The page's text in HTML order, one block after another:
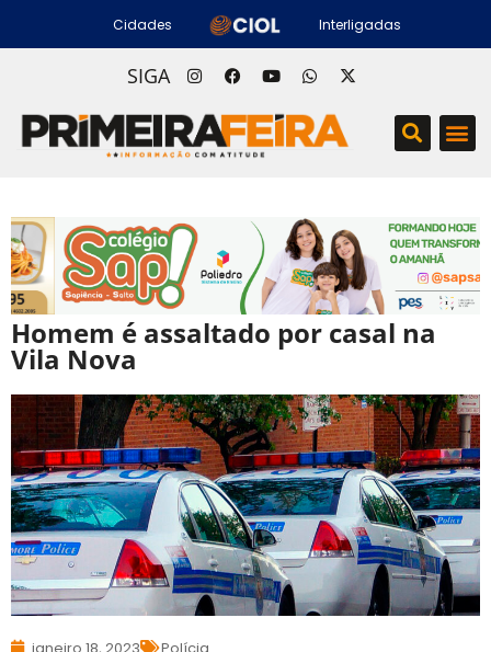
Cidades Interligadas
SIGA
Homem é assaltado por casal na
Vila Nova